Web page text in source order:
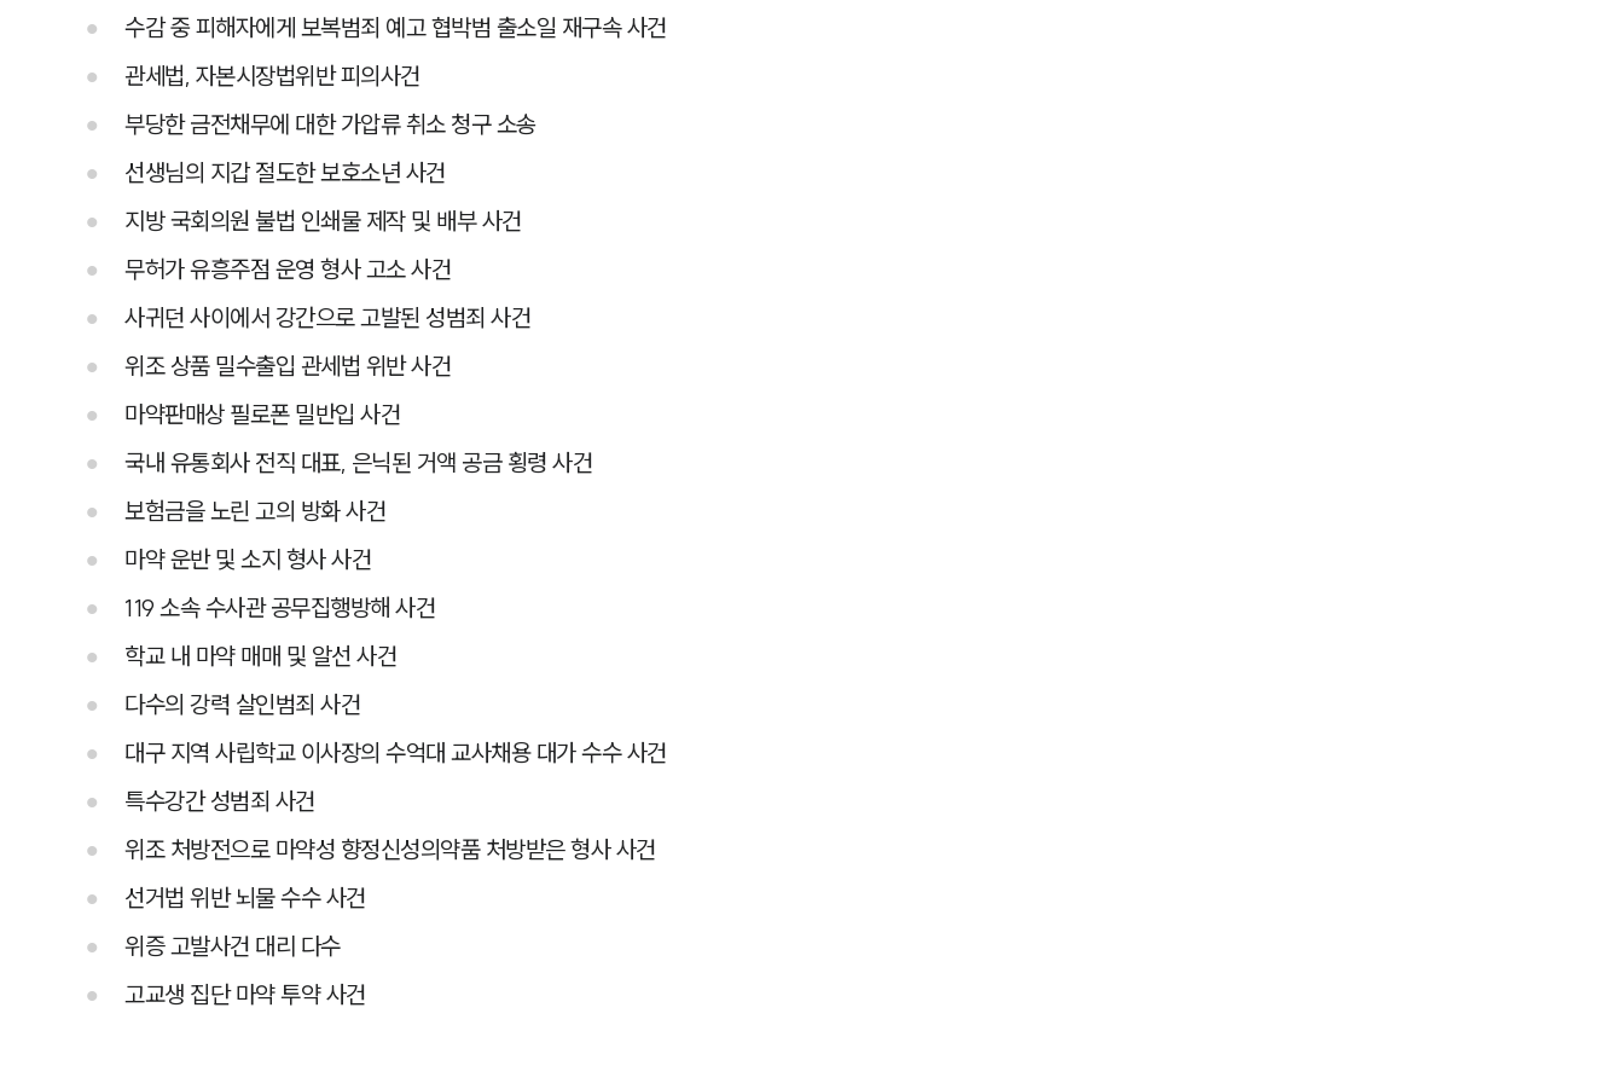
수감 중 피해자에게 보복범죄 예고 협박범 출소일 재구속 사건
관세법, 자본시장법위반 피의사건
부당한 금전채무에 대한 가압류 취소 청구 소송
선생님의 지갑 절도한 보호소년 사건
지방 국회의원 불법 인쇄물 제작 및 배부 사건
무허가 유흥주점 운영 형사 고소 사건
사귀던 사이에서 강간으로 고발된 성범죄 사건
위조 상품 밀수출입 관세법 위반 사건
마약판매상 필로폰 밀반입 사건
국내 유통회사 전직 대표, 은닉된 거액 공금 횡령 사건
보험금을 노린 고의 방화 사건
마약 운반 및 소지 형사 사건
119 소속 수사관 공무집행방해 사건
학교 내 마약 매매 및 알선 사건
다수의 강력 살인범죄 사건
대구 지역 사립학교 이사장의 수억대 교사채용 대가 수수 사건
특수강간 성범죄 사건
위조 처방전으로 마약성 향정신성의약품 처방받은 형사 사건
선거법 위반 뇌물 수수 사건
위증 고발사건 대리 다수
고교생 집단 마약 투약 사건